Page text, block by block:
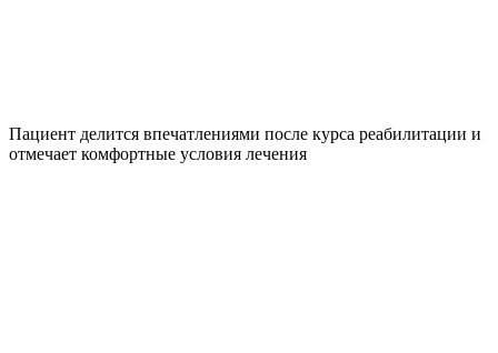
Пациент делится впечатлениями после курса реабилитации и
отмечает комфортные условия лечения